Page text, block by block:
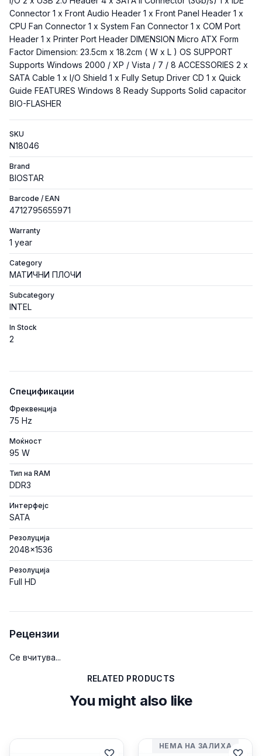
Connector 1 x Front Audio Header 1 x Front Panel Header 1 x
CPU Fan Connector 1 x System Fan Connector 1 x COM Port
Header 1 x Printer Port Header DIMENSION Micro ATX Form
Factor Dimension: 23.5cm x 18.2cm ( W x L ) OS SUPPORT
Supports Windows 2000 / XP / Vista / 7 / 8 ACCESSORIES 2 x
SATA Cable 1 x I/O Shield 1 x Fully Setup Driver CD 1 x Quick
Guide FEATURES Windows 8 Ready Supports Solid capacitor
BIO-FLASHER
SKU
N18046
Brand
BIOSTAR
Barcode / EAN
4712795655971
Warranty
1 year
Category
МАТИЧНИ ПЛОЧИ
Subcategory
INTEL
In Stock
2
Спецификации
Фреквенција
75 Hz
Моќност
95 W
Тип на RAM
DDR3
Интерфејс
SATA
Резолуција
2048x1536
Резолуција
Full HD
Рецензии
Се вчитува...
RELATED PRODUCTS
You might also like
НЕМА НА ЗАЛИХА